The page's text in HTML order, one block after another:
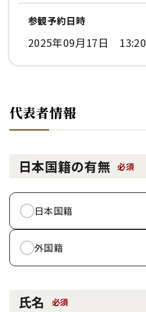
参観予約日時
2025年09月17日 13:20
代表者情報
日本国籍の有無 必須
日本国籍
外国籍
氏名 必須